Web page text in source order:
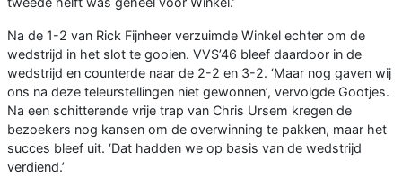
Na de 1-2 van Rick Fijnheer verzuimde Winkel echter om de
wedstrijd in het slot te gooien. VVS’46 bleef daardoor in de
wedstrijd en counterde naar de 2-2 en 3-2. ‘Maar nog gaven wij
ons na deze teleurstellingen niet gewonnen’, vervolgde Gootjes.
Na een schitterende vrije trap van Chris Ursem kregen de
bezoekers nog kansen om de overwinning te pakken, maar het
succes bleef uit. ‘Dat hadden we op basis van de wedstrijd
verdiend.’